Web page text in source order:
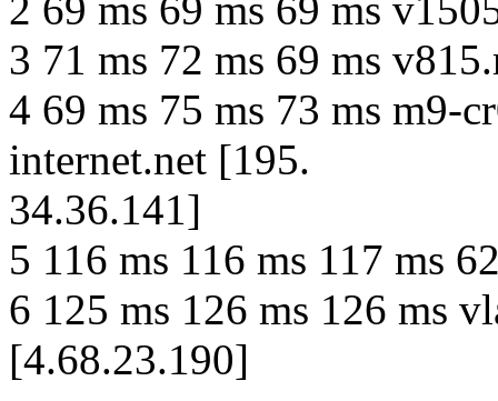
3 71 ms 72 ms 69 ms
4 69 ms 75 ms 73 ms m9-
internet.net [195.
34.36.141]
5 116 ms 116 ms 117 ms
6 125 ms 126 ms 126 ms
[4.68.23.190]